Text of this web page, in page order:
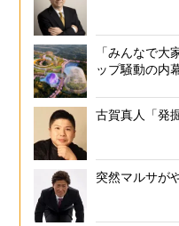
「みんなで大
ップ騒動の内
古賀真人「発
突然マルサが